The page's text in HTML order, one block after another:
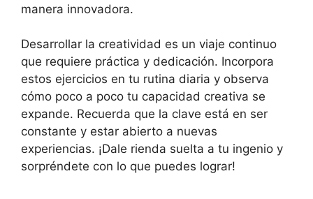
manera innovadora.
Desarrollar la creatividad es un viaje continuo
que requiere práctica y dedicación. Incorpora
estos ejercicios en tu rutina diaria y observa
cómo poco a poco tu capacidad creativa se
expande. Recuerda que la clave está en ser
constante y estar abierto a nuevas
experiencias. ¡Dale rienda suelta a tu ingenio y
sorpréndete con lo que puedes lograr!